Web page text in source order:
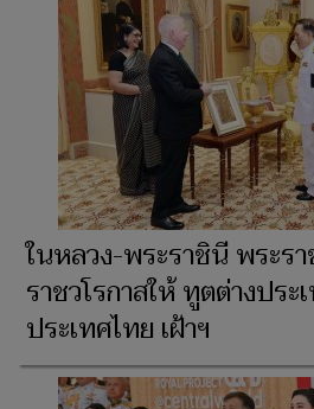
ในหลวง-พระราชินี พระร
ราชวโรกาสให้ ทูตต่างประ
ประเทศไทย เฝ้าฯ